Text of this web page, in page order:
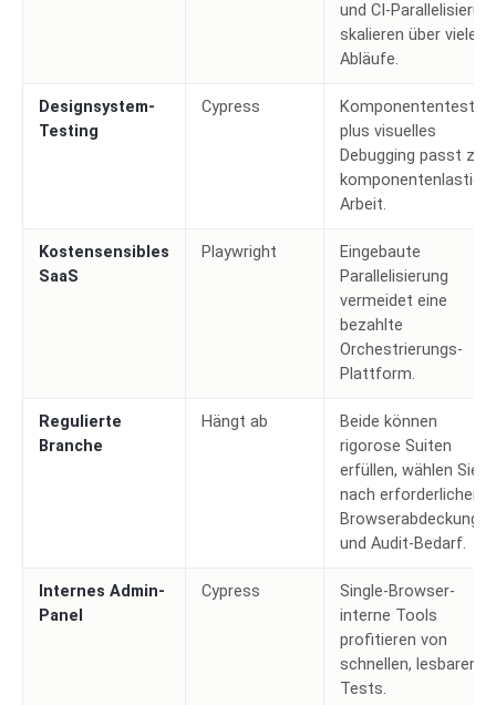
und CI-
skalieren über viele
Abläufe.
Designsystem-
Testing
Cypress
Komponententesting
plus visuelles
Debugging passt zu
komponentenlastiger
Arbeit.
Kostensensibles
SaaS
Playwright
Eingebaute
Parallelisierung
vermeidet eine
bezahlte
Orchestrierungs-
Plattform.
Regulierte
Branche
Hängt ab
Beide können
rigorose Suiten
erfüllen, wählen Sie
nach erforderlicher
Browserabdeckung
und Audit-Bedarf.
Internes Admin-
Panel
Cypress
Single-Browser-
interne Tools
profitieren von
schnellen, lesbaren
Tests.